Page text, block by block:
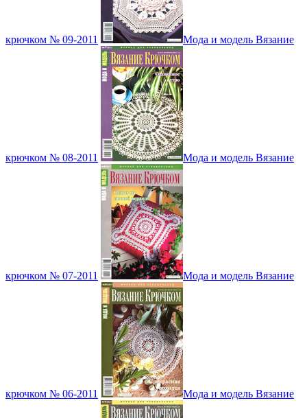
крючком № 09-2011 Мода и модель Вязание
крючком № 08-2011 Мода и модель Вязание
крючком № 07-2011 Мода и модель Вязание
крючком № 06-2011 Мода и модель Вязание